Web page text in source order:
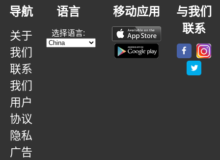
导航
关于
我们
联系
我们
用户
协议
隐私
广告
语言
选择语言:
移动应用
与我们
联系